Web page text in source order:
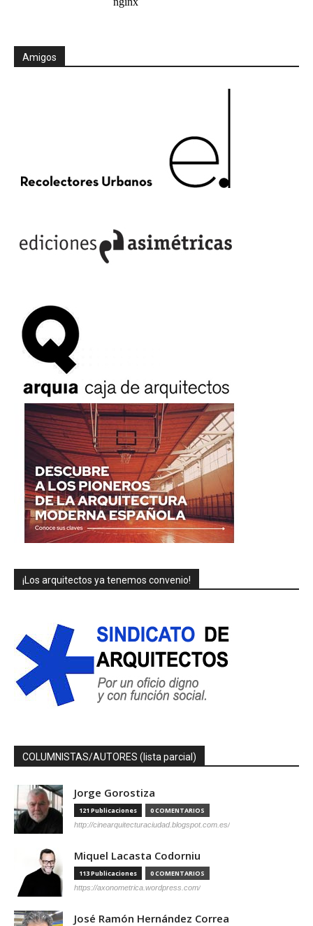
Amigos
¡Los arquitectos ya tenemos convenio!
COLUMNISTAS/AUTORES (lista parcial)
Jorge Gorostiza
121 Publicaciones 0 COMENTARIOS
http://cinearquitecturaciudad.blogspot.com.es/
Miquel Lacasta Codorniu
113 Publicaciones 0 COMENTARIOS
https://axonometrica.wordpress.com/
José Ramón Hernández Correa